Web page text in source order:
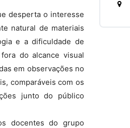
desperta o interesse
natural de materiais
e a dificuldade de
do alcance visual
em observações no
comparáveis com os
junto do público
docentes do grupo